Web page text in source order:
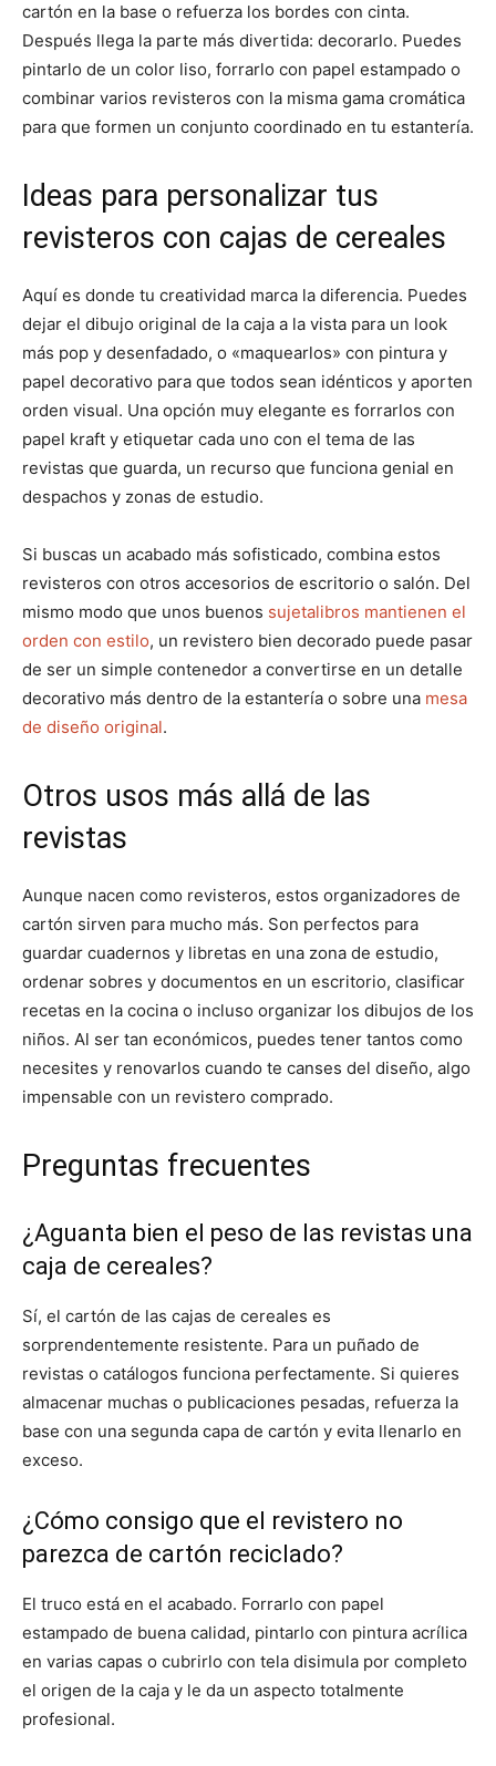
cartón en la base o refuerza los bordes con cinta.
Después llega la parte más divertida: decorarlo. Puedes
pintarlo de un color liso, forrarlo con papel estampado o
combinar varios revisteros con la misma gama cromática
para que formen un conjunto coordinado en tu estantería.
Ideas para personalizar tus
revisteros con cajas de cereales
Aquí es donde tu creatividad marca la diferencia. Puedes
dejar el dibujo original de la caja a la vista para un look
más pop y desenfadado, o «maquearlos» con pintura y
papel decorativo para que todos sean idénticos y aporten
orden visual. Una opción muy elegante es forrarlos con
papel kraft y etiquetar cada uno con el tema de las
revistas que guarda, un recurso que funciona genial en
despachos y zonas de estudio.
Si buscas un acabado más sofisticado, combina estos
revisteros con otros accesorios de escritorio o salón. Del
mismo modo que unos buenos sujetalibros mantienen el
orden con estilo, un revistero bien decorado puede pasar
de ser un simple contenedor a convertirse en un detalle
decorativo más dentro de la estantería o sobre una mesa
de diseño original.
Otros usos más allá de las
revistas
Aunque nacen como revisteros, estos organizadores de
cartón sirven para mucho más. Son perfectos para
guardar cuadernos y libretas en una zona de estudio,
ordenar sobres y documentos en un escritorio, clasificar
recetas en la cocina o incluso organizar los dibujos de los
niños. Al ser tan económicos, puedes tener tantos como
necesites y renovarlos cuando te canses del diseño, algo
impensable con un revistero comprado.
Preguntas frecuentes
¿Aguanta bien el peso de las revistas una
caja de cereales?
Sí, el cartón de las cajas de cereales es
sorprendentemente resistente. Para un puñado de
revistas o catálogos funciona perfectamente. Si quieres
almacenar muchas o publicaciones pesadas, refuerza la
base con una segunda capa de cartón y evita llenarlo en
exceso.
¿Cómo consigo que el revistero no
parezca de cartón reciclado?
El truco está en el acabado. Forrarlo con papel
estampado de buena calidad, pintarlo con pintura acrílica
en varias capas o cubrirlo con tela disimula por completo
el origen de la caja y le da un aspecto totalmente
profesional.